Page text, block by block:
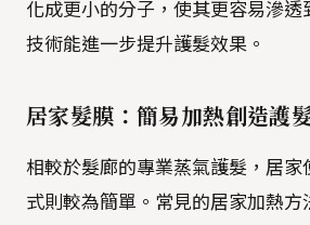
化成更小的分子，使其更容易滲透
技術能進一步提升護髮效果。
居家髮膜：簡易加熱創造護
相較於髮廊的專業蒸氣護髮，居家
式則較為簡單。常見的居家加熱方